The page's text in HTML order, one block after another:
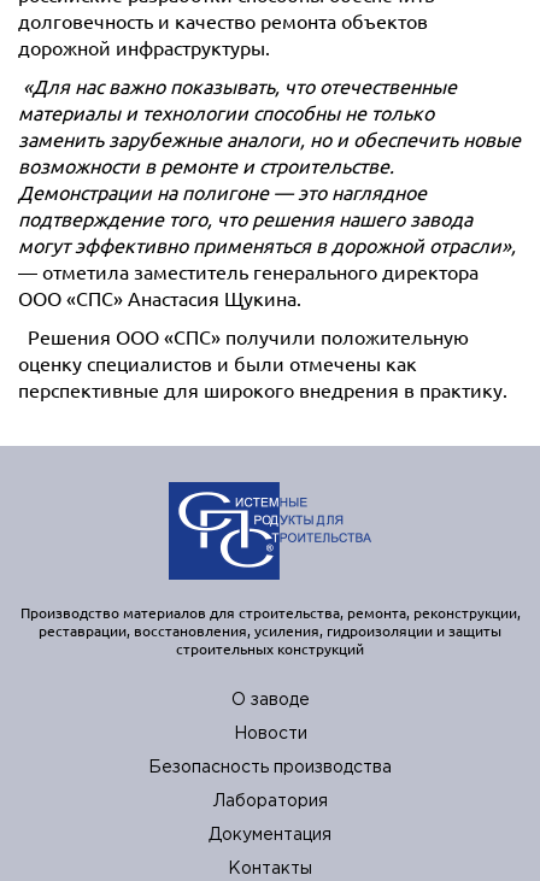
долговечность и качество ремонта объектов
дорожной инфраструктуры.
«Для нас важно показывать, что отечественные
материалы и технологии способны не только
заменить зарубежные аналоги, но и обеспечить новые
возможности в ремонте и строительстве.
Демонстрации на полигоне — это наглядное
подтверждение того, что решения нашего завода
могут эффективно применяться в дорожной отрасли»,
— отметила заместитель генерального директора
ООО «СПС» Анастасия Щукина.
Решения ООО «СПС» получили положительную
оценку специалистов и были отмечены как
перспективные для широкого внедрения в практику.
Производство материалов для строительства, ремонта, реконструкции,
реставрации, восстановления, усиления, гидроизоляции и защиты
строительных конструкций
О заводе
Новости
Безопасность производства
Лаборатория
Документация
Контакты